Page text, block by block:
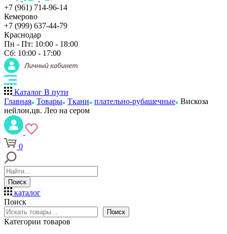
+7 (961) 714-96-14
Кемерово
+7 (999) 637-44-79
Краснодар
Пн - Пт: 10:00 - 18:00
Сб: 10:00 - 17:00
Каталог В пути
Главная Товары Ткани плательно-рубашечные Вискоза
нейлон,цв. Лео на сером
0
Поиск
каталог
Поиск
Поиск
Категории товаров